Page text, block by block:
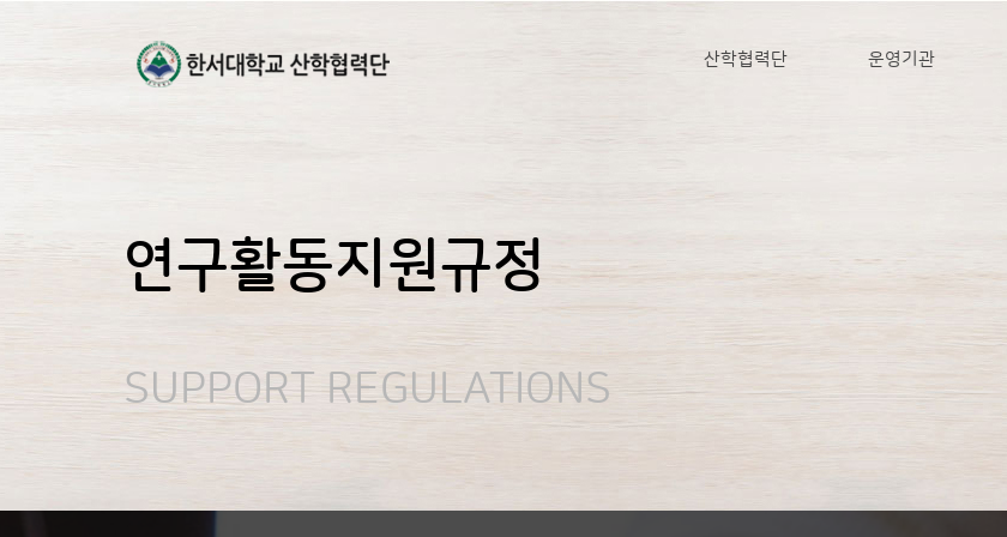
산학협력단 운영기관
연구활동지원규정
SUPPORT REGULATIONS